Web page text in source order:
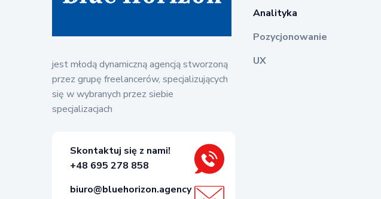
jest młodą dynamiczną agencją stworzoną
przez grupę freelancerów, specjalizujących
się w wybranych przez siebie
specjalizacjach
Skontaktuj się z nami!
+48 695 278 858
biuro@bluehorizon.agency
Analityka
Pozycjonowanie
UX